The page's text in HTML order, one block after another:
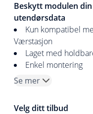
Beskytt modulen
utendørsdata
Kun kompatibel
Værstasjon
Laget med
Enkel montering
Se mer
Velg ditt tilbud